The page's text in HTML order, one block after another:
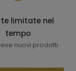
limitate nel
tempo
nuovi prodotti